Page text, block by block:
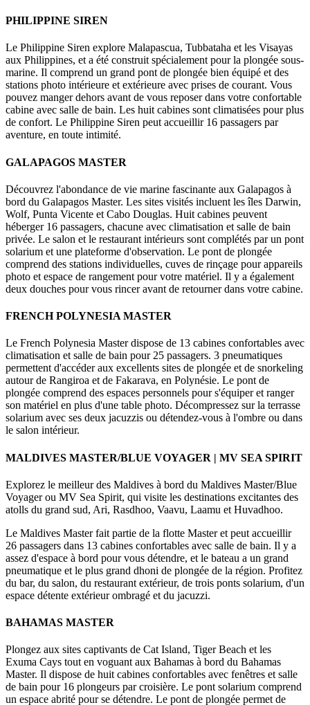
PHILIPPINE SIREN
Le Philippine Siren explore Malapascua, Tubbataha et les Visayas
aux Philippines, et a été construit spécialement pour la plongée sous-
marine. Il comprend un grand pont de plongée bien équipé et des
stations photo intérieure et extérieure avec prises de courant. Vous
pouvez manger dehors avant de vous reposer dans votre confortable
cabine avec salle de bain. Les huit cabines sont climatisées pour plus
de confort. Le Philippine Siren peut accueillir 16 passagers par
aventure, en toute intimité.
GALAPAGOS MASTER
Découvrez l'abondance de vie marine fascinante aux Galapagos à
bord du Galapagos Master. Les sites visités incluent les îles Darwin,
Wolf, Punta Vicente et Cabo Douglas. Huit cabines peuvent
héberger 16 passagers, chacune avec climatisation et salle de bain
privée. Le salon et le restaurant intérieurs sont complétés par un pont
solarium et une plateforme d'observation. Le pont de plongée
comprend des stations individuelles, cuves de rinçage pour appareils
photo et espace de rangement pour votre matériel. Il y a également
deux douches pour vous rincer avant de retourner dans votre cabine.
FRENCH POLYNESIA MASTER
Le French Polynesia Master dispose de 13 cabines confortables avec
climatisation et salle de bain pour 25 passagers. 3 pneumatiques
permettent d'accéder aux excellents sites de plongée et de snorkeling
autour de Rangiroa et de Fakarava, en Polynésie. Le pont de
plongée comprend des espaces personnels pour s'équiper et ranger
son matériel en plus d'une table photo. Décompressez sur la terrasse
solarium avec ses deux jacuzzis ou détendez-vous à l'ombre ou dans
le salon intérieur.
MALDIVES MASTER/BLUE VOYAGER | MV SEA SPIRIT
Explorez le meilleur des Maldives à bord du Maldives Master/Blue
Voyager ou MV Sea Spirit, qui visite les destinations excitantes des
atolls du grand sud, Ari, Rasdhoo, Vaavu, Laamu et Huvadhoo.
Le Maldives Master fait partie de la flotte Master et peut accueillir
26 passagers dans 13 cabines confortables avec salle de bain. Il y a
assez d'espace à bord pour vous détendre, et le bateau a un grand
pneumatique et le plus grand dhoni de plongée de la région. Profitez
du bar, du salon, du restaurant extérieur, de trois ponts solarium, d'un
espace détente extérieur ombragé et du jacuzzi.
BAHAMAS MASTER
Plongez aux sites captivants de Cat Island, Tiger Beach et les
Exuma Cays tout en voguant aux Bahamas à bord du Bahamas
Master. Il dispose de huit cabines confortables avec fenêtres et salle
de bain pour 16 plongeurs par croisière. Le pont solarium comprend
un espace abrité pour se détendre. Le pont de plongée permet de